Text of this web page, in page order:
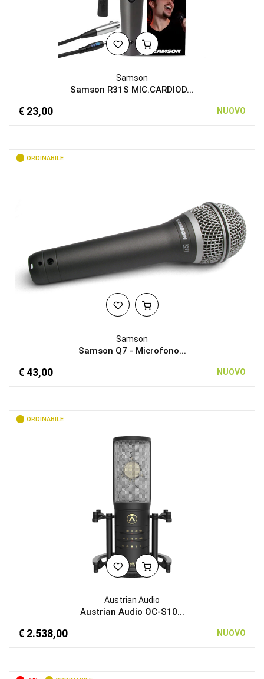
Samson
Samson R31S MIC.CARDIOD...
€ 23,00 NUOVO
ORDINABILE
Samson
Samson Q7 - Microfono...
€ 43,00 NUOVO
ORDINABILE
Austrian Audio
Austrian Audio OC-S10...
€ 2.538,00 NUOVO